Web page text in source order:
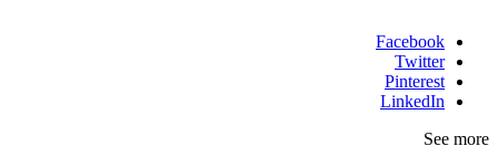
Facebook
Twitter
Pinterest
LinkedIn
See more